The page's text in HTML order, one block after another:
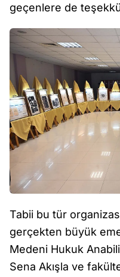
geçenlere de
Tabii bu tür
gerçekten büyük
Medeni Hukuk
Sena Akışla ve